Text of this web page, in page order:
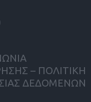
– ΠΟΛΙΤΙΚΗ
ΔΕΔΟΜΕΝΩΝ